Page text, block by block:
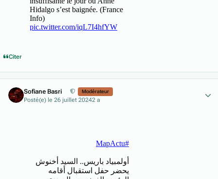
Citer
Sofiane Basri Modérateur
Posté(e) le 26 juillet 20242 a